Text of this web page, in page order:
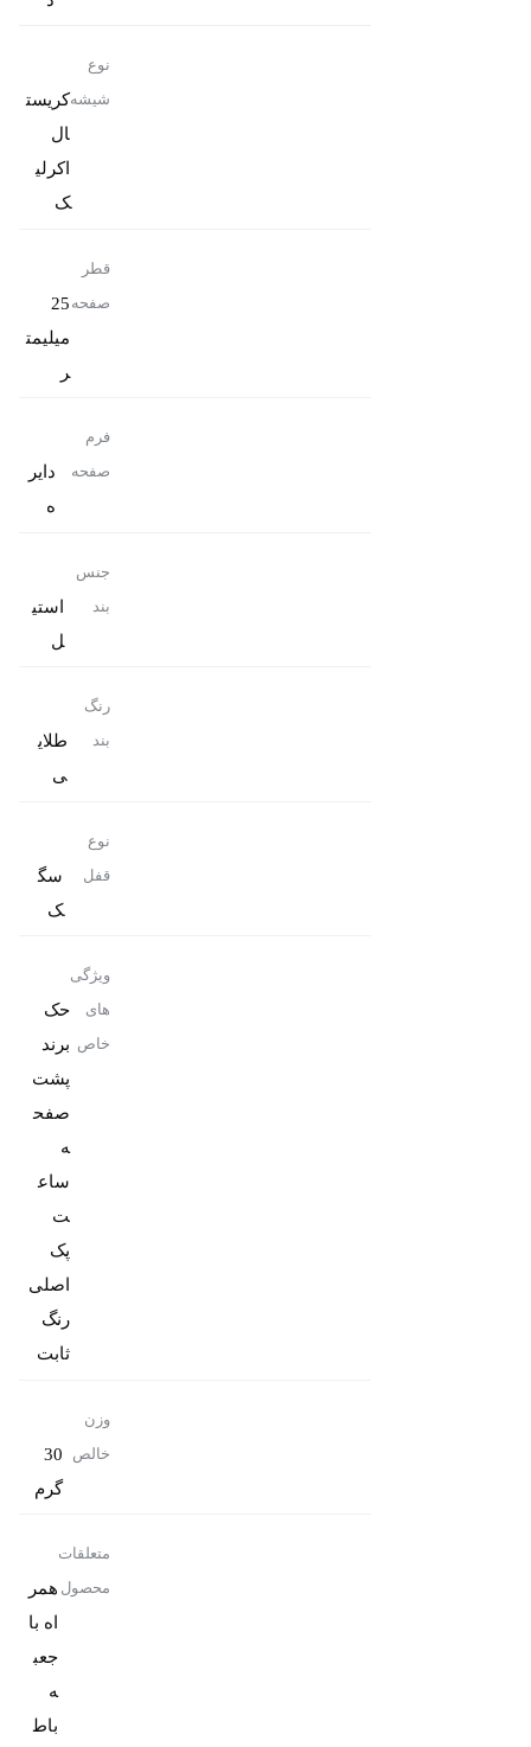
نوع
شیشهکریست
ال
اکرلی
ک
قطر
صفحه 25
میلیمت
ر
فرم
صفحه
دایر
ه
جنس
بند
استی
ل
رنگ
بند
طلای
ی
نوع
قفل
سگ
ک
ویژگی
های
خاص
حک
برند
پشت
صفح
ه
ساع
پک
رنگ
ثابت
وزن
خالص
30
گرم
متعلقات
محصول همر
اه با
جعب
باط